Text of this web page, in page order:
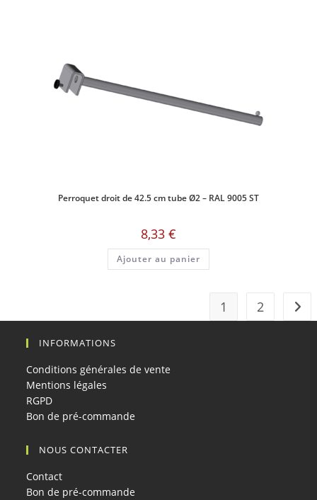
Perroquet droit de 42.5 cm tube Ø2 – RAL 9005 ST
8,33 €
Ajouter au panier
1 2
INFORMATIONS
Conditions générales de vente
Mentions légales
RGPD
Bon de pré-commande
NOUS CONTACTER
Contact
Bon de pré-commande